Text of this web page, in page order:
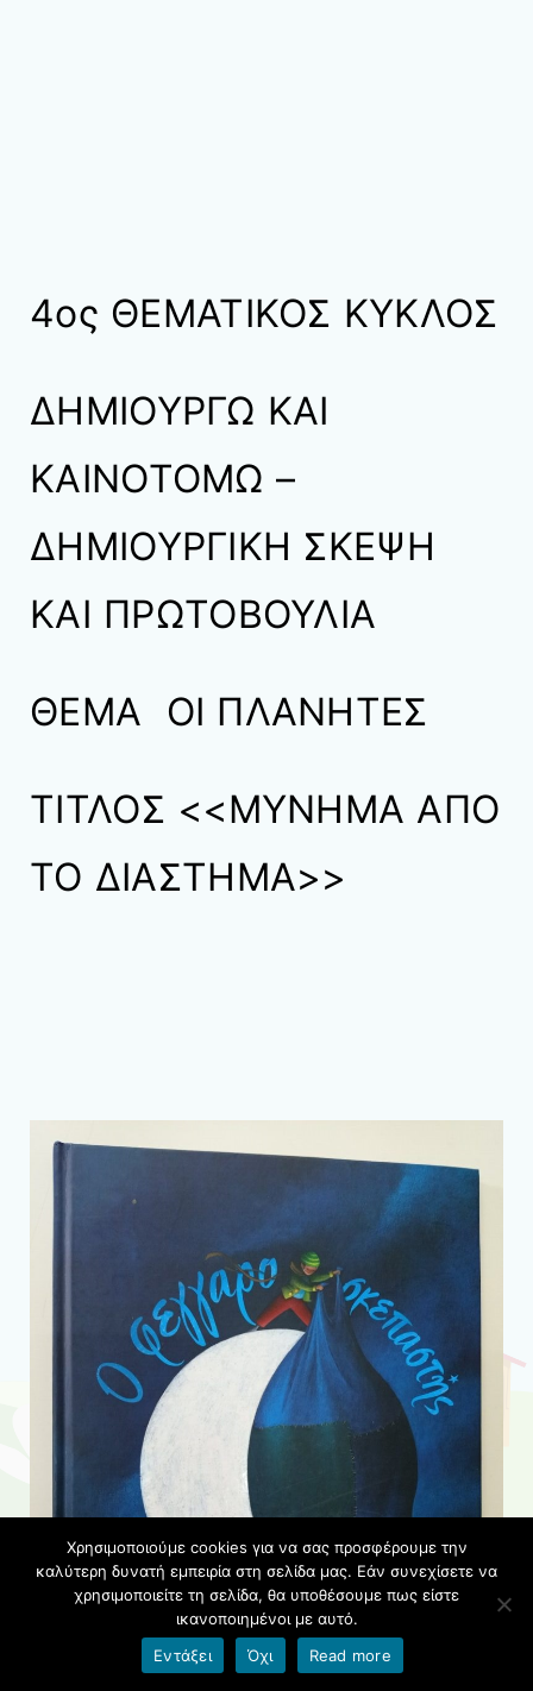
4ος ΘΕΜΑΤΙΚΟΣ ΚΥΚΛΟΣ
ΔΗΜΙΟΥΡΓΩ ΚΑΙ
ΚΑΙΝΟΤΟΜΩ –
ΔΗΜΙΟΥΡΓΙΚΗ ΣΚΕΨΗ
ΚΑΙ ΠΡΩΤΟΒΟΥΛΙΑ
ΘΕΜΑ ΟΙ ΠΛΑΝΗΤΕΣ
ΤΙΤΛΟΣ <<ΜΥΝΗΜΑ ΑΠΟ
ΤΟ ΔΙΑΣΤΗΜΑ>>
Χρησιμοποιούμε cookies για να σας προσφέρουμε την
καλύτερη δυνατή εμπειρία στη σελίδα μας. Εάν συνεχίσετε να
χρησιμοποιείτε τη σελίδα, θα υποθέσουμε πως είστε
ικανοποιημένοι με αυτό.
Εντάξει
Όχι Read more